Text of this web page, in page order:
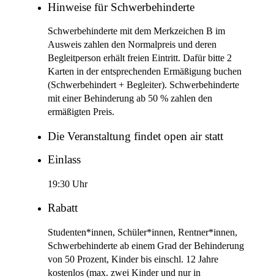
Hinweise für Schwerbehinderte
Schwerbehinderte mit dem Merkzeichen B im
Ausweis zahlen den Normalpreis und deren
Begleitperson erhält freien Eintritt. Dafür bitte 2
Karten in der entsprechenden Ermäßigung buchen
(Schwerbehindert + Begleiter). Schwerbehinderte
mit einer Behinderung ab 50 % zahlen den
ermäßigten Preis.
Die Veranstaltung findet open air statt
Einlass
19:30 Uhr
Rabatt
Studenten*innen, Schüler*innen, Rentner*innen,
Schwerbehinderte ab einem Grad der Behinderung
von 50 Prozent, Kinder bis einschl. 12 Jahre
kostenlos (max. zwei Kinder und nur in